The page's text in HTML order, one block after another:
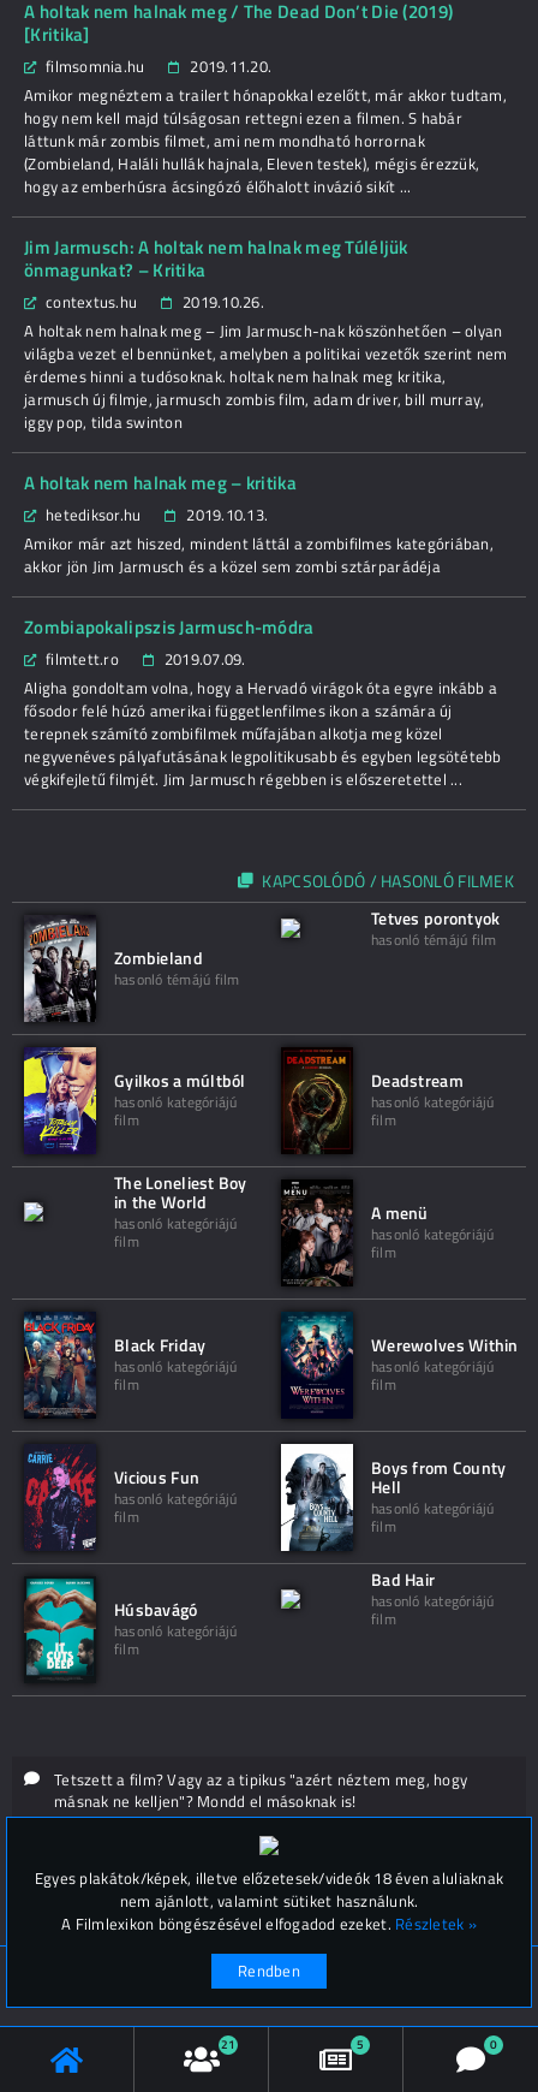
A holtak nem halnak meg / The Dead Don’t Die (2019)
[Kritika]
filmsomnia.hu
2019.11.20.
Amikor megnéztem a trailert hónapokkal ezelőtt, már akkor tudtam,
hogy nem kell majd túlságosan rettegni ezen a filmen. S habár
láttunk már zombis filmet, ami nem mondható horrornak
(Zombieland, Haláli hullák hajnala, Eleven testek), mégis érezzük,
hogy az emberhúsra ácsingózó élőhalott invázió sikít ...
Jim Jarmusch: A holtak nem halnak meg Túléljük
önmagunkat? – Kritika
contextus.hu
2019.10.26.
A holtak nem halnak meg – Jim Jarmusch-nak köszönhetően – olyan
világba vezet el bennünket, amelyben a politikai vezetők szerint nem
érdemes hinni a tudósoknak. holtak nem halnak meg kritika,
jarmusch új filmje, jarmusch zombis film, adam driver, bill murray,
iggy pop, tilda swinton
A holtak nem halnak meg – kritika
hetediksor.hu
2019.10.13.
Amikor már azt hiszed, mindent láttál a zombifilmes kategóriában,
akkor jön Jim Jarmusch és a közel sem zombi sztárparádéja
Zombiapokalipszis Jarmusch-módra
filmtett.ro
2019.07.09.
Aligha gondoltam volna, hogy a Hervadó virágok óta egyre inkább a
fősodor felé húzó amerikai függetlenfilmes ikon a számára új
terepnek számító zombifilmek műfajában alkotja meg közel
negyvenéves pályafutásának legpolitikusabb és egyben legsötétebb
végkifejletű filmjét. Jim Jarmusch régebben is előszeretettel ...
KAPCSOLÓDÓ / HASONLÓ FILMEK
Zombieland
hasonló témájú film
Tetves porontyok
hasonló témájú film
Gyilkos a múltból
hasonló kategóriájú
film
Deadstream
hasonló kategóriájú
film
The Loneliest Boy
in the World
hasonló kategóriájú
film
A menü
hasonló kategóriájú
film
Black Friday
hasonló kategóriájú
film
Werewolves Within
hasonló kategóriájú
film
Vicious Fun
hasonló kategóriájú
film
Boys from County
Hell
hasonló kategóriájú
film
Húsbavágó
hasonló kategóriájú
film
Bad Hair
hasonló kategóriájú
film
Tetszett a film? Vagy az a tipikus "azért néztem meg, hogy
másnak ne kelljen"? Mondd el másoknak is!
Hozzászólások (
21 5 0
© Filmlexikon 2019-2026
Kapcsolat, impresszum
Egyes plakátok/képek, illetve előzetesek/videók 18 éven aluliaknak
nem ajánlott, valamint sütiket használunk.
A Filmlexikon böngészésével elfogadod ezeket. Részletek »
Rendben